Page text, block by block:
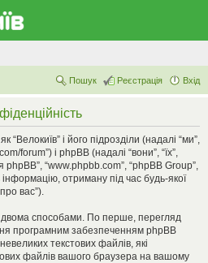
Вхід
Реєстрація
Пошук
і його підрозділи (надалі “ми”,
forum”) і phpBB (надалі “вони”, “їх”,
phpBB”, “www.phpbb.com”, “phpBB Group”,
отриману під час будь-якої
вас”).
двома способами. По перше, перегляд
програмним забезпеченням phpBB
текстових файлів, які
файлів вашого браузера на вашому